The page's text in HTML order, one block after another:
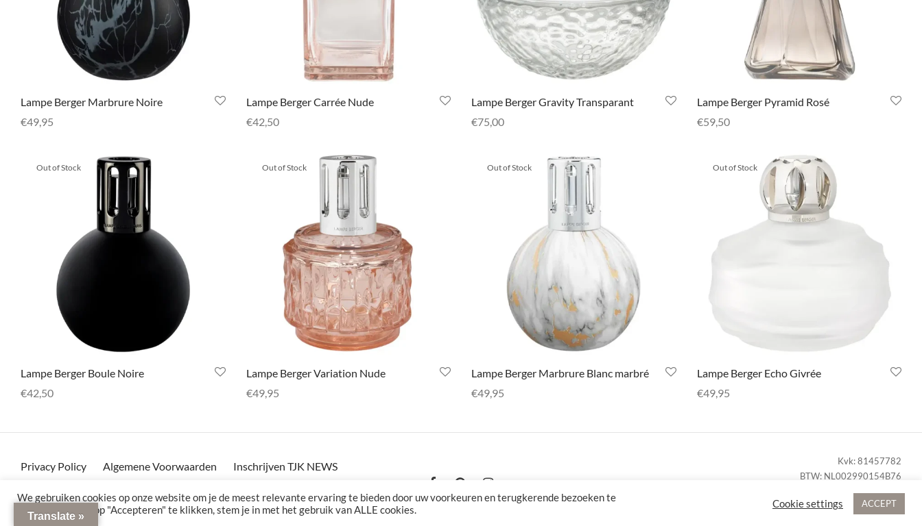
Lampe Berger Marbrure Noire
€49,95
Lampe Berger Carrée Nude
€42,50
Lampe Berger Gravity Transparant
€75,00
Lampe Berger Pyramid Rosé
€59,50
Out of Stock
Lampe Berger Boule Noire
€42,50
Out of Stock
Lampe Berger Variation Nude
€49,95
Out of Stock
Lampe Berger Marbrure Blanc marbré
€49,95
Out of Stock
Lampe Berger Echo Givrée
€49,95
Privacy Policy Algemene Voorwaarden
Inschrijven TJK NEWS
Levertijd en verzending
Retourneren Contact Veelgestelde vragen
Kvk: 81457782
BTW: NL002990154B76
Bezoekadres: Hof 15 5571 CA Bergeijk
© 2021 - 2026 TJK Interior. Alle rechten voorbehouden
We gebruiken cookies op onze website om je de meest relevante ervaring te bieden door uw voorkeuren en terugkerende bezoeken te
onthouden. Door op "Accepteren" te klikken, stem je in met het gebruik van ALLE cookies.
Cookie settings ACCEPT
Translate »